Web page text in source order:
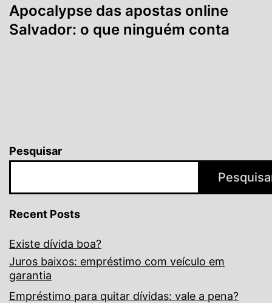
Apocalypse das apostas online
Salvador: o que ninguém conta
Pesquisar
Recent Posts
Existe dívida boa?
Juros baixos: empréstimo com veículo em
garantia
Empréstimo para quitar dívidas: vale a pena?